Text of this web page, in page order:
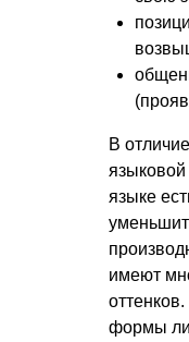
В
языковой
языке
имеют
формы